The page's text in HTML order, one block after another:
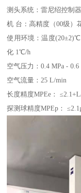
测头系统：雷尼绍控制
机 台：高精度（00级）
使用环境：温度
化 1℃/h
空气压力：0.4 MPa - 0.6
空气流量：25 L/min
长度精度MPEe：
探测球精度MPEp：